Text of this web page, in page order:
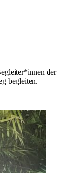
der
begleiten.